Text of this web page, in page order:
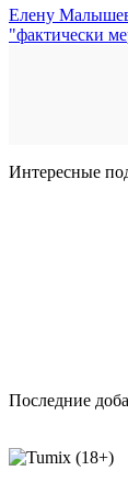
Елену
"фактически
Интересные
Последние